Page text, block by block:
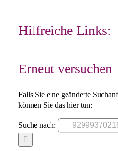
Hilfreiche Links:
Erneut versuchen
Falls Sie eine geänderte
können Sie das hier tun:
Suche nach: